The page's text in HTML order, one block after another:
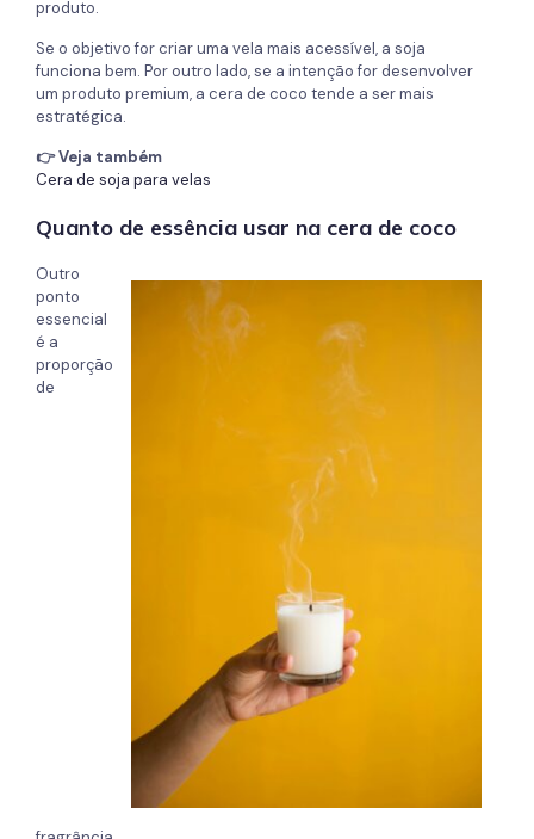
produto.
Se o objetivo for criar uma vela mais acessível, a soja
funciona bem. Por outro lado, se a intenção for desenvolver
um produto premium, a cera de coco tende a ser mais
estratégica.
👉 Veja também
Cera de soja para velas
Quanto de essência usar na cera de coco
Outro
ponto
essencial
é a
proporção
de